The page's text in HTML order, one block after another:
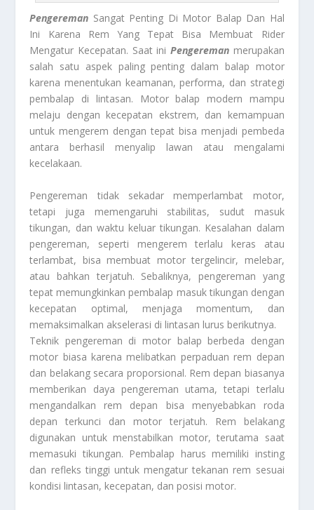
Pengereman Sangat Penting Di Motor Balap Dan Hal
Ini Karena Rem Yang Tepat Bisa Membuat Rider
Mengatur Kecepatan. Saat ini Pengeremanmerupakan
salah satu aspek paling penting dalam balap motor
karena menentukan keamanan, performa, dan strategi
pembalap di lintasan. Motor balap modern mampu
melaju dengan kecepatan ekstrem, dan kemampuan
untuk mengerem dengan tepat bisa menjadi pembeda
antara berhasil menyalip lawan atau mengalami
kecelakaan.
Pengereman tidak sekadar memperlambat motor,
tetapi juga memengaruhi stabilitas, sudut masuk
tikungan, dan waktu keluar tikungan. Kesalahan dalam
pengereman, seperti mengerem terlalu keras atau
terlambat, bisa membuat motor tergelincir, melebar,
atau bahkan terjatuh. Sebaliknya, pengereman yang
tepat memungkinkan pembalap masuk tikungan dengan
kecepatan optimal, menjaga momentum, dan
memaksimalkan akselerasi di lintasan lurus berikutnya.
Teknik pengereman di motor balap berbeda dengan
motor biasa karena melibatkan perpaduan rem depan
dan belakang secara proporsional. Rem depan biasanya
memberikan daya pengereman utama, tetapi terlalu
mengandalkan rem depan bisa menyebabkan roda
depan terkunci dan motor terjatuh. Rem belakang
digunakan untuk menstabilkan motor, terutama saat
memasuki tikungan. Pembalap harus memiliki insting
dan refleks tinggi untuk mengatur tekanan rem sesuai
kondisi lintasan, kecepatan, dan posisi motor.